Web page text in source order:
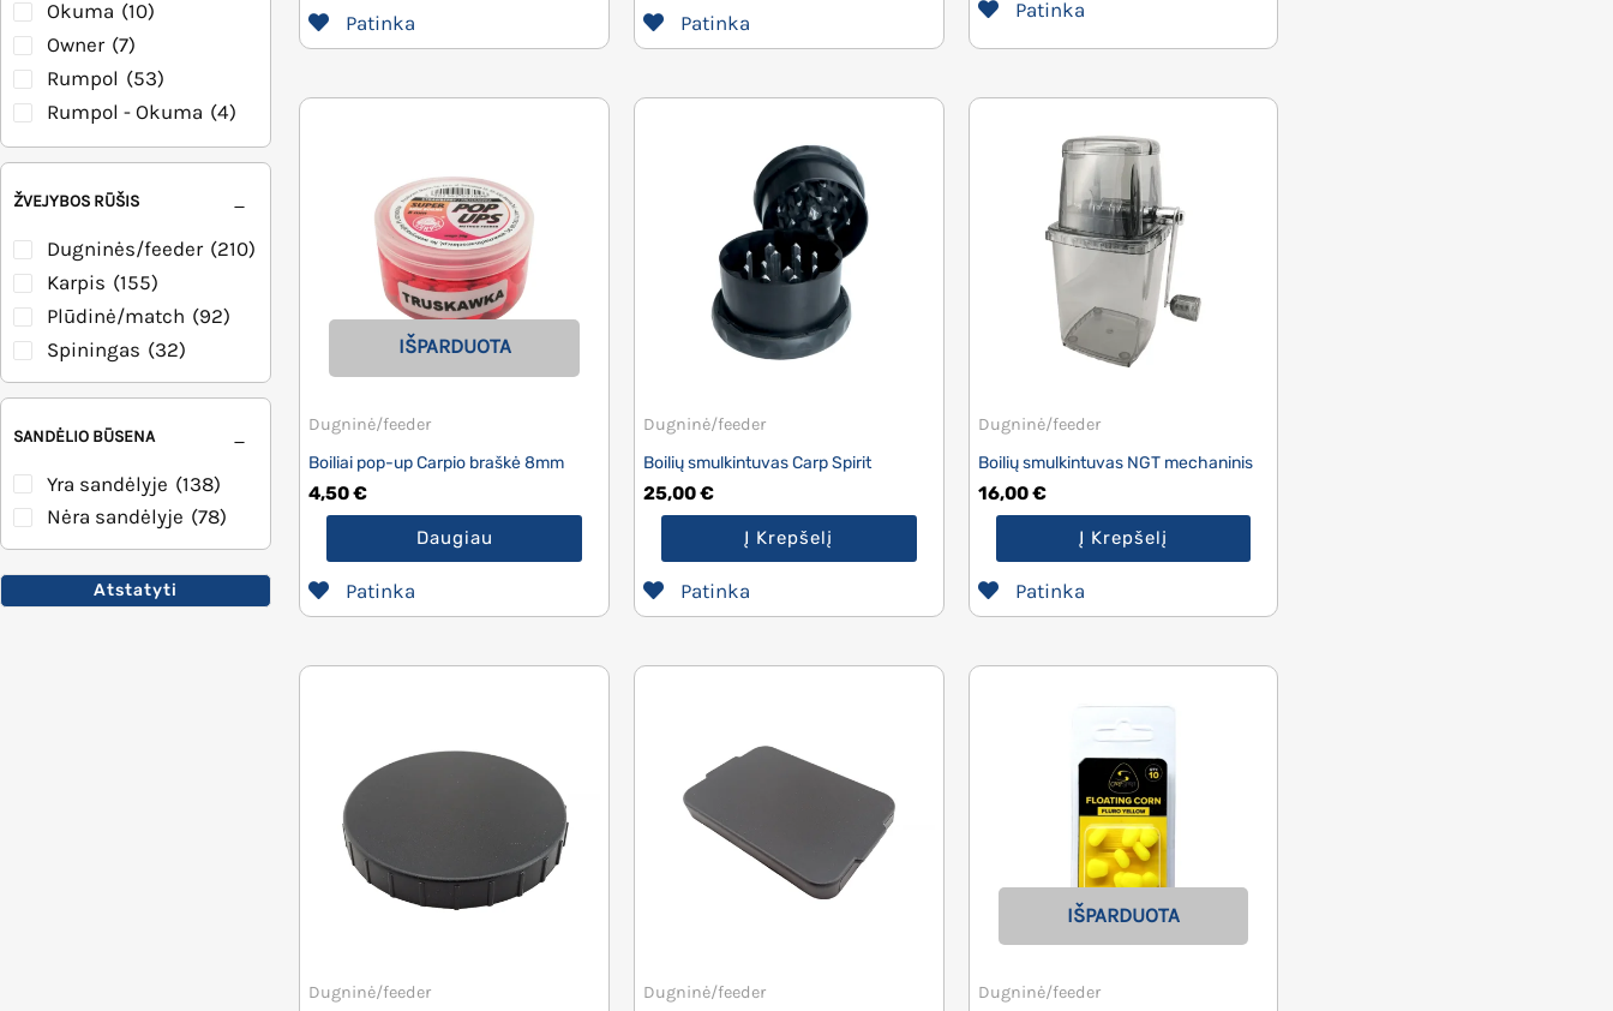
Okuma (10)
Owner (7)
Rumpol (53)
Rumpol - Okuma (4)
Seaman (1)
Smax (2)
Sufix (2)
ŽVEJYBOS RŪŠIS
Dugninės/feeder (210)
Karpis (155)
Plūdinė/match (92)
Spiningas (32)
SANDĖLIO BŪSENA
Yra sandėlyje (138)
Nėra sandėlyje (78)
Atstatyti
Patinka Patinka
Patinka
IŠPARDUOTA
Dugninė/feeder
Boiliai pop-up Carpio braškė 8mm
4,50€
Daugiau
Patinka
Dugninė/feeder
Boilių smulkintuvas Carp Spirit
25,00€
Į Krepšelį
Patinka
Dugninė/feeder
Boilių smulkintuvas NGT mechaninis
16,00€
Į Krepšelį
Patinka
Dugninė/feeder
Dugninė/feeder
IŠPARDUOTA
Dugninė/feeder